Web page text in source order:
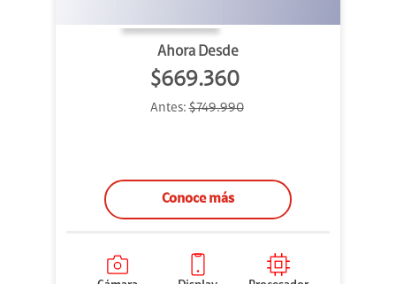
Ahora Desde
$669.360
Antes:$749.990
Conoce más